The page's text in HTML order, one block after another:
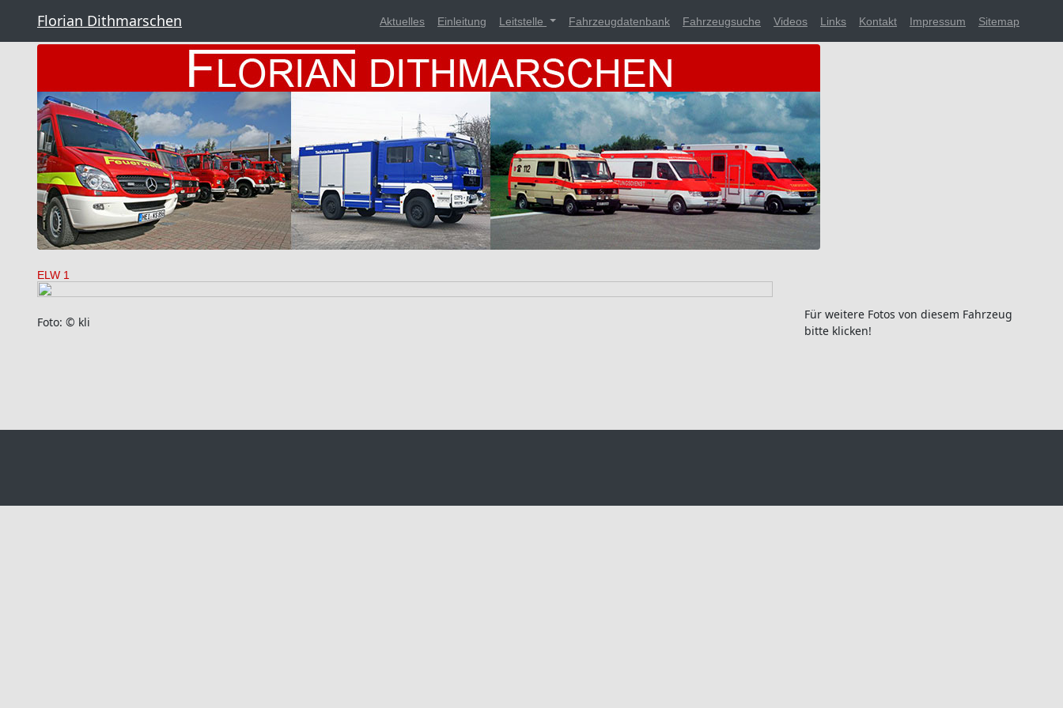
Florian Dithmarschen Aktuelles Einleitung Leitstelle Fahrzeugdatenbank Fahrzeugsuche Videos Links Kontakt Impressum Sitemap
ELW 1
Foto: © kli
Für weitere Fotos von diesem Fahrzeug
bitte klicken!